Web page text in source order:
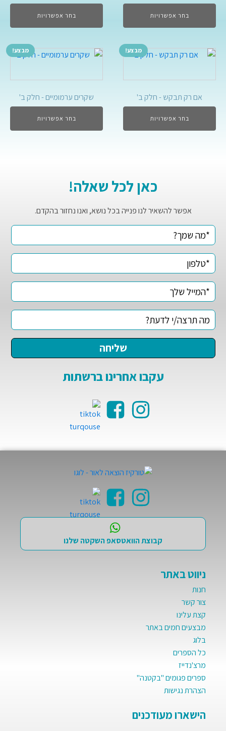
בחר אפשרויות בחר אפשרויות
מבצע!
אם רק תבקש - חלק ב'
בחר אפשרויות
מבצע!
שקרים ערמומיים - חלק ב'
בחר אפשרויות
כאן לכל שאלה!
אפשר להשאיר לנו פנייה בכל נושא, ואנו נחזור בהקדם.
עקבו אחרינו ברשתות
קבוצת הוואטסאפ השקטה שלנו
ניווט באתר
חנות
צור קשר
קצת עלינו
מבצעים חמים באתר
בלוג
כל הספרים
מרצ'נדייז
ספרים פגומים "בקטנה"
הצהרת נגישות
הישארו מעודכנים